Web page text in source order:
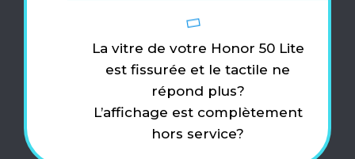
La vitre de votre Honor 50 Lite
est fissurée et le tactile ne
répond plus?
L’affichage est complètement
hors service?